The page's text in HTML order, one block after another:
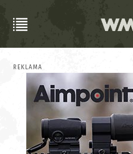
REKLAMA